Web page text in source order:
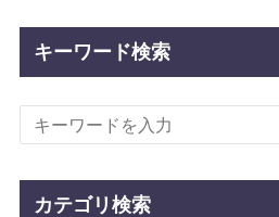
キーワード検索
カテゴリ検索